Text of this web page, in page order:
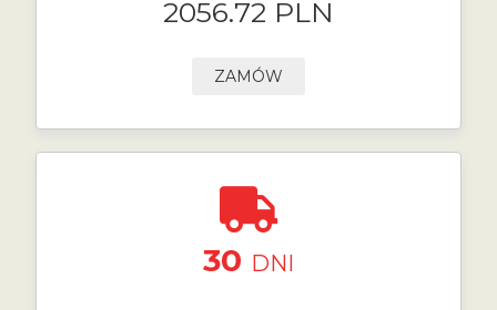
2056.72 PLN
ZAMÓW
30 DNI